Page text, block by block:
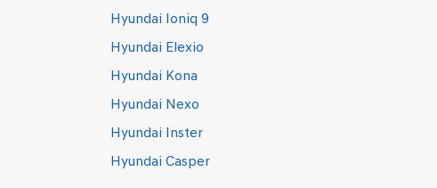
Hyundai Ioniq 9
Hyundai Elexio
Hyundai Kona
Hyundai Nexo
Hyundai Inster
Hyundai Casper